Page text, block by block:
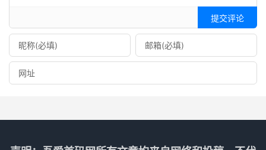
提交评论